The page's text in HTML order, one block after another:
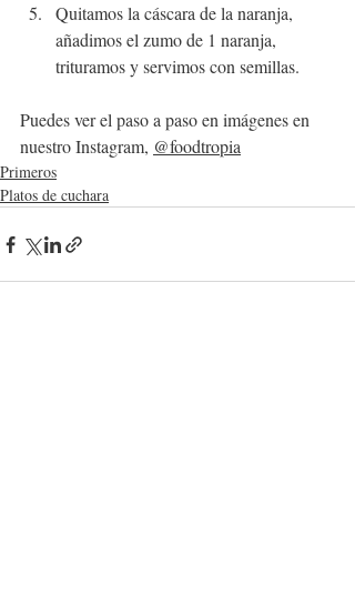
Quitamos la cáscara de la naranja,
añadimos el zumo de 1 naranja,
trituramos y servimos con semillas.
Puedes ver el paso a paso en imágenes en
nuestro Instagram, @foodtropia
Primeros
Platos de cuchara